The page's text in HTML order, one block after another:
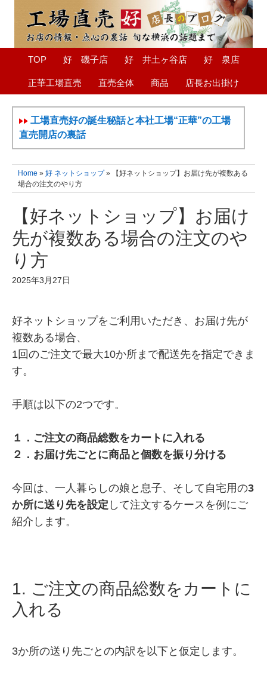
TOP 好 磯子店 好 井土ヶ谷店 好 泉店
正華工場直売 直売全体 商品 店長お出掛け
工場直売好の誕生秘話と本社工場“正華”の工場
直売開店の裏話
Home » 好 ネットショップ» 【好ネットショップ】お届け先が複数ある
場合の注文のやり方
【好ネットショップ】お届け
先が複数ある場合の注文のや
り方
2025年3月27日
好ネットショップをご利用いただき、お届け先が
複数ある場合、
1回のご注文で最大10か所まで配送先を指定できま
す。
手順は以下の2つです。
１．ご注文の商品総数をカートに入れる
２．お届け先ごとに商品と個数を振り分ける
今回は、一人暮らしの娘と息子、そして自宅用の3
か所に送り先を設定 して注文するケースを例にご
紹介します。
1. ご注文の商品総数をカートに
入れる
3か所の送り先ごとの内訳を以下と仮定します。